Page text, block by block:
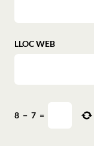
LLOC WEB
8 − 7 =